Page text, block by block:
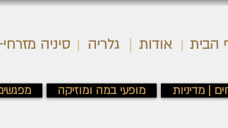
סיניה גלריה אודות הבית
| מדיניות מופעי במה ומוזיקה